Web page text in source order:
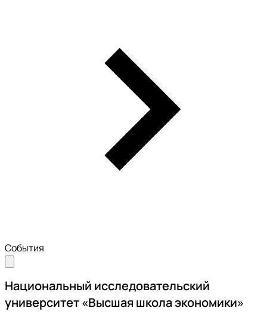
События
Национальный исследовательский
университет «Высшая школа экономики»